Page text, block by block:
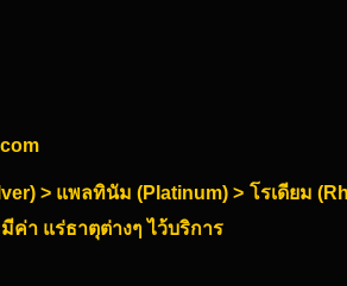
> แพลทินัม (Platinum) > โรเดียม
ค่า แร่ธาตุต่างๆ ไว้บริการ